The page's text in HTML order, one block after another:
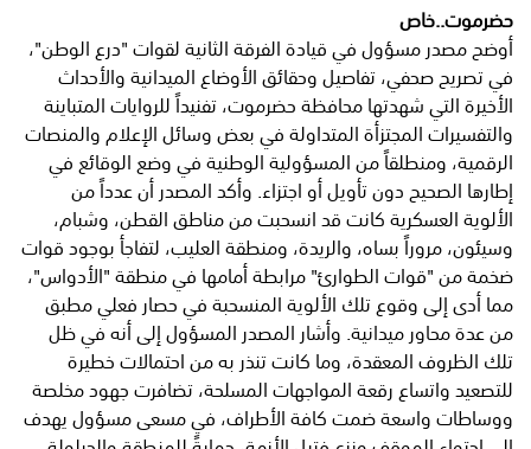
حضرموت..خاص
​أوضح مصدر مسؤول في قيادة الفرقة الثانية لقوات "درع الوطن"،
في تصريح صحفي، تفاصيل وحقائق الأوضاع الميدانية والأحداث
الأخيرة التي شهدتها محافظة حضرموت، تفنيداً للروايات المتباينة
والتفسيرات المجتزأة المتداولة في بعض وسائل الإعلام والمنصات
الرقمية، ومنطلقاً من المسؤولية الوطنية في وضع الوقائع في
إطارها الصحيح دون تأويل أو اجتزاء. ​وأكد المصدر أن عدداً من
الألوية العسكرية كانت قد انسحبت من مناطق القطن، وشبام،
وسيئون، مروراً بساه، والريدة، ومنطقة العليب، لتفاجأ بوجود قوات
ضخمة من "قوات الطوارئ" مرابطة أمامها في منطقة "الأدواس"،
مما أدى إلى وقوع تلك الألوية المنسحبة في حصار فعلي مطبق
من عدة محاور ميدانية. ​وأشار المصدر المسؤول إلى أنه في ظل
تلك الظروف المعقدة، وما كانت تنذر به من احتمالات خطيرة
للتصعيد واتساع رقعة المواجهات المسلحة، تضافرت جهود مخلصة
ووساطات واسعة ضمت كافة الأطراف، في مسعى مسؤول يهدف